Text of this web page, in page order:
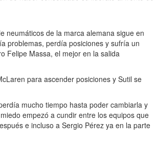
neumáticos de la marca alemana sigue en
problemas, perdía posiciones y sufría un
Felipe Massa, el mejor en la salida
para ascender posiciones y Sutil se
mucho tiempo hasta poder cambiarla y
empezó a cundir entre los equipos que
e incluso a Sergio Pérez ya en la parte